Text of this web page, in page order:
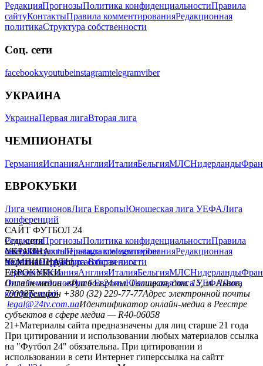
РедакцияПрогнозыПолитика конфиденциальностиПравила
сайтуКонтактыПравила комментированияРедакционная
политикаСтруктура собственности
Соц. сети
facebookxyoutubeinstagramtelegramviber
УКРАИНА
УкраинаПервая лигаВторая лига
ЧЕМПИОНАТЫ
ГерманияИспанияАнглияИталияБельгияМЛСНидерланды
ЕВРОКУБКИ
Лига чемпионовЛига ЕвропыЮношеская лига УЕФАЛига
конференций
САЙТ ФУТБОЛ 24
РедакцияПрогнозыПолитика конфиденциальностиПравила
сайтуКонтактыПравила комментированияРедакционная
политикаСтруктура собственности
Соц. сети
facebookxyoutubeinstagramtelegramviber
УКРАИНА
УкраинаПервая лигаВторая лига
ЧЕМПИОНАТЫ
ГерманияИспанияАнглияИталияБельгияМЛСНидерланды
ЕВРОКУБКИ
Лига чемпионовЛига ЕвропыЮношеская лига УЕФАЛига
конференций
Онлайн-медиа «Футбол 24»пл. Галицкая, дом. 15, м. Львов,
79008Телефон +380 (32) 229-77-77Адрес электронной почты
legal@24tv.com.uaИдентификатор онлайн-медиа в Реестре
субъектов в сфере медиа — R40-06058
21+Материалы сайта предназначены для лиц старше 21 года
При цитировании и использовании любых материалов ссылка
на "Футбол 24" обязательна. При цитировании и
использовании в сети Интернет гиперссылка на сайтт